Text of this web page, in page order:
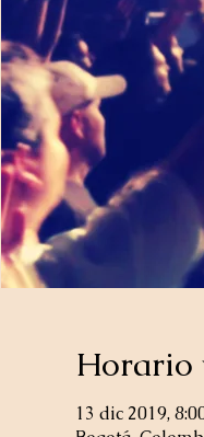
Horario
13 dic 2019,